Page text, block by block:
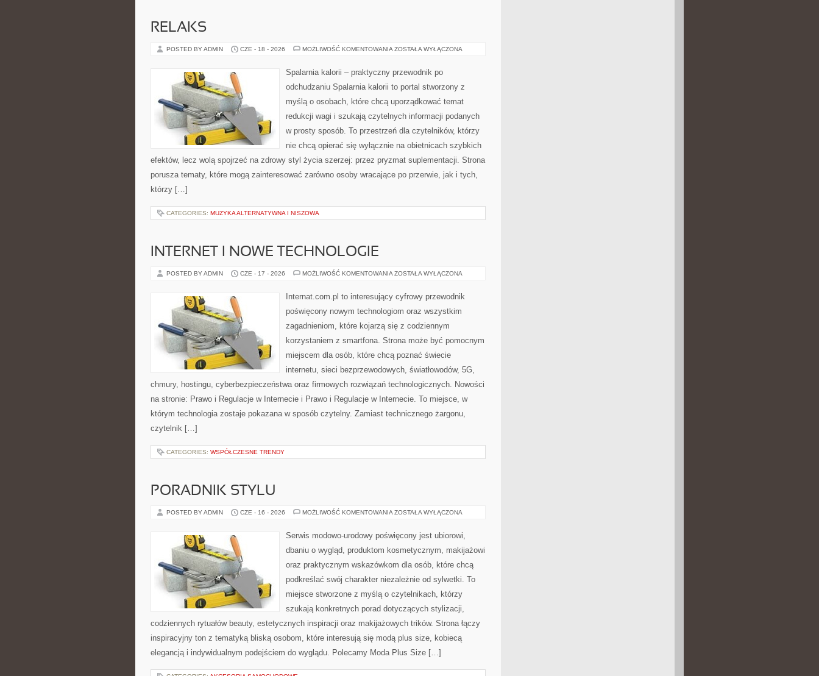
RELAKS
POSTED BY ADMIN CZE - 18 - 2026 MOŻLIWOŚĆ KOMENTOWANIA RELAKS
ZOSTAŁA WYŁĄCZONA
Spalarnia kalorii – praktyczny przewodnik po
odchudzaniu Spalarnia kalorii to portal stworzony z
myślą o osobach, które chcą uporządkować temat
redukcji wagi i szukają czytelnych informacji podanych
w prosty sposób. To przestrzeń dla czytelników, którzy
nie chcą opierać się wyłącznie na obietnicach szybkich
efektów, lecz wolą spojrzeć na zdrowy styl życia szerzej: przez pryzmat suplementacji. Strona
porusza tematy, które mogą zainteresować zarówno osoby wracające po przerwie, jak i tych,
którzy […]
CATEGORIES: MUZYKA ALTERNATYWNA I NISZOWA
INTERNET I NOWE TECHNOLOGIE
POSTED BY ADMIN CZE - 17 - 2026 MOŻLIWOŚĆ KOMENTOWANIA INTERNET
TECHNOLOGIE
ZOSTAŁA WYŁĄCZONA
Internat.com.pl to interesujący cyfrowy przewodnik
poświęcony nowym technologiom oraz wszystkim
zagadnieniom, które kojarzą się z codziennym
korzystaniem z smartfona. Strona może być pomocnym
miejscem dla osób, które chcą poznać świecie
internetu, sieci bezprzewodowych, światłowodów, 5G,
chmury, hostingu, cyberbezpieczeństwa oraz firmowych rozwiązań technologicznych. Nowości
na stronie: Prawo i Regulacje w Internecie i Prawo i Regulacje w Internecie. To miejsce, w
którym technologia zostaje pokazana w sposób czytelny. Zamiast technicznego żargonu,
czytelnik […]
CATEGORIES: WSPÓŁCZESNE TRENDY
PORADNIK STYLU
POSTED BY ADMIN CZE - 16 - 2026 MOŻLIWOŚĆ KOMENTOWANIA PORADNIK
ZOSTAŁA WYŁĄCZONA
Serwis modowo-urodowy poświęcony jest ubiorowi,
dbaniu o wygląd, produktom kosmetycznym, makijażowi
oraz praktycznym wskazówkom dla osób, które chcą
podkreślać swój charakter niezależnie od sylwetki. To
miejsce stworzone z myślą o czytelnikach, którzy
szukają konkretnych porad dotyczących stylizacji,
codziennych rytuałów beauty, estetycznych inspiracji oraz makijażowych trików. Strona łączy
inspiracyjny ton z tematyką bliską osobom, które interesują się modą plus size, kobiecą
elegancją i indywidualnym podejściem do wyglądu. Polecamy Moda Plus Size […]